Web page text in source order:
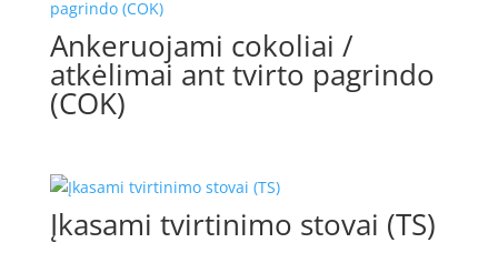
Ankeruojami cokoliai /
atkėlimai ant tvirto pagrindo
(COK)
Įkasami tvirtinimo stovai (TS)